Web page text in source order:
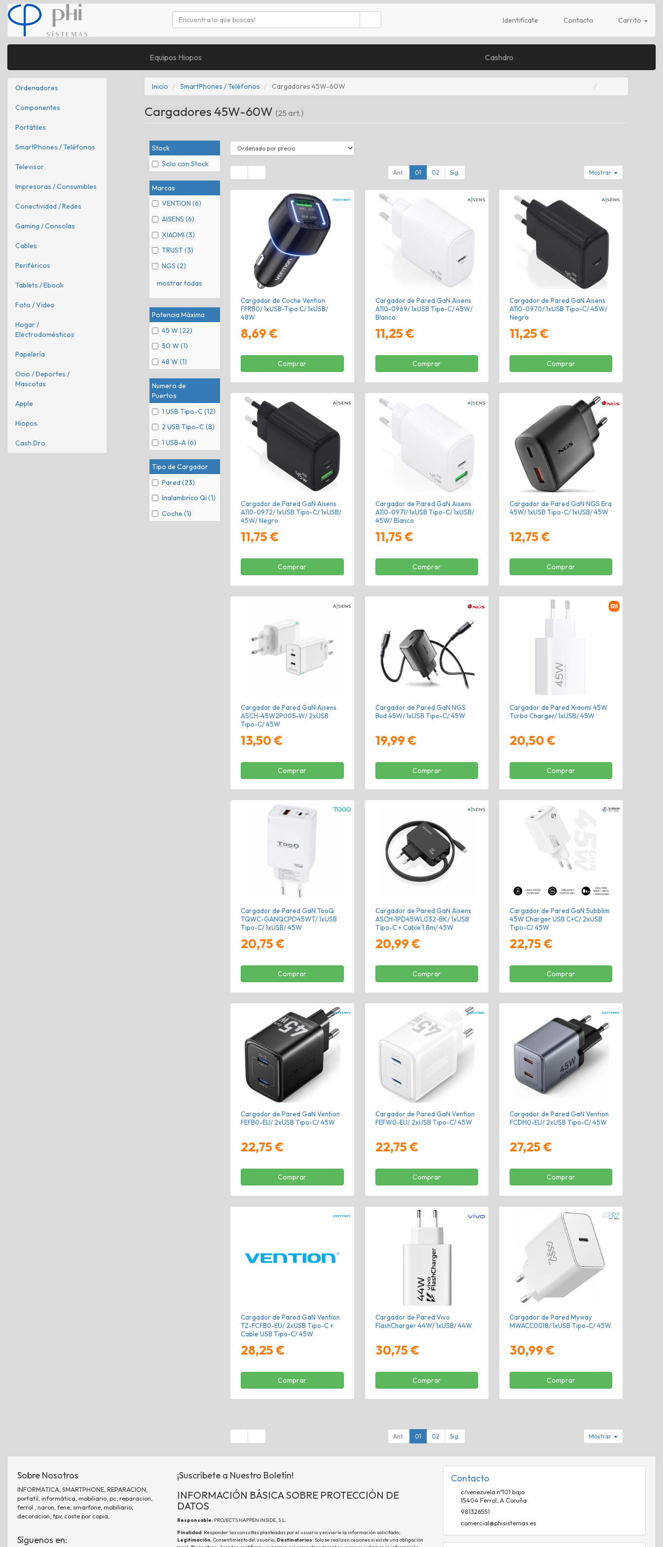
Identifícate Contacto Carrito
Equipos Hiopos Cashdro
Ordenadores
Componentes
Portátiles
SmartPhones / Teléfonos
Televisor
Impresoras / Consumibles
Conectividad / Redes
Gaming / Consolas
Cables
Periféricos
Tablets / Ebook
Foto / Video
Hogar /
Electrodomésticos
Papelería
Ocio / Deportes /
Mascotas
Apple
Hiopos
Cash Dro
Inicio SmartPhones / Teléfonos Cargadores 45W-60W
Cargadores 45W-60W (25 art.)
Stock
Solo con Stock
Marcas
VENTION (6)
AISENS (6)
XIAOMI (3)
TRUST (3)
NGS (2)
mostrar todas
Potencia Máxima
45 W (22)
50 W (1)
48 W (1)
Numero de
Puertos
1 USB Tipo-C (12)
2 USB Tipo-C (8)
1 USB-A (6)
Tipo de Cargador
Pared (23)
Inalambrico Qi (1)
Coche (1)
Ant. 01 02 Sig. Mostrar
Cargador de Coche Vention
FFRB0/ 1xUSB-Tipo C/ 1xUSB/
48W
8,69 €
Comprar
Cargador de Pared GaN Aisens
A110-0969/ 1xUSB Tipo-C/ 45W/
Blanco
11,25 €
Comprar
Cargador de Pared GaN Aisens
A110-0970/ 1xUSB Tipo-C/ 45W/
Negro
11,25 €
Comprar
Cargador de Pared GaN Aisens
A110-0972/ 1xUSB Tipo-C/ 1xUSB/
45W/ Negro
11,75 €
Comprar
Cargador de Pared GaN Aisens
A110-0971/ 1xUSB Tipo-C/ 1xUSB/
45W/ Blanco
11,75 €
Comprar
Cargador de Pared GaN NGS Era
45W/ 1xUSB Tipo-C/ 1xUSB/ 45W
12,75 €
Comprar
Cargador de Pared GaN Aisens
ASCH-45W2P005-W/ 2xUSB
Tipo-C/ 45W
13,50 €
Comprar
Cargador de Pared GaN NGS
Bud 45W/ 1xUSB Tipo-C/ 45W
19,99 €
Comprar
Cargador de Pared Xiaomi 45W
Turbo Charger/ 1xUSB/ 45W
20,50 €
Comprar
Cargador de Pared GaN TooQ
TQWC-GANQCPD45WT/ 1xUSB
Tipo-C/ 1xUSB/ 45W
20,75 €
Comprar
Cargador de Pared GaN Aisens
ASCH-1PD45WL032-BK/ 1xUSB
Tipo-C + Cable 1.8m/ 45W
20,99 €
Comprar
Cargador de Pared GaN Subblim
45W Charger USB C+C/ 2xUSB
Tipo-C/ 45W
22,75 €
Comprar
Cargador de Pared GaN Vention
FEFB0-EU/ 2xUSB Tipo-C/ 45W
22,75 €
Comprar
Cargador de Pared GaN Vention
FEFW0-EU/ 2xUSB Tipo-C/ 45W
22,75 €
Comprar
Cargador de Pared GaN Vention
FCDH0-EU/ 2xUSB Tipo-C/ 45W
27,25 €
Comprar
Cargador de Pared GaN Vention
TZ-FCFB0-EU/ 2xUSB Tipo-C +
Cable USB Tipo-C/ 45W
28,25 €
Comprar
Cargador de Pared Vivo
FlashCharger 44W/ 1xUSB/ 44W
30,75 €
Comprar
Cargador de Pared Myway
MWACC0018/ 1xUSB Tipo-C/ 45W
30,99 €
Comprar
Ant. 01 02 Sig. Mostrar
Sobre Nosotros
INFORMATICA, SMARTPHONE, REPARACION,
portatil, informática, mobiliario, pc, reparacion,
ferrol , naron, fene, smarfone, mobiliario,
decoracion, tpv, coste por copia,
Síguenos en:
¡Suscríbete a Nuestro Boletín!
INFORMACIÓN BÁSICA SOBRE PROTECCIÓN DE
DATOS
Responsable: PROJECTS HAPPEN INSIDE, S.L.
Finalidad: Responder las consultas planteadas por el usuario y enviarle la información solicitada;
Legitimación: Consentimiento del usuario; Destinatarios: Solo se realizan cesiones si existe una obligación
Contacto
c/venezuela nº101 bajo
15404 Ferrol A Coruña
981326551
comercial@phisistemas.es